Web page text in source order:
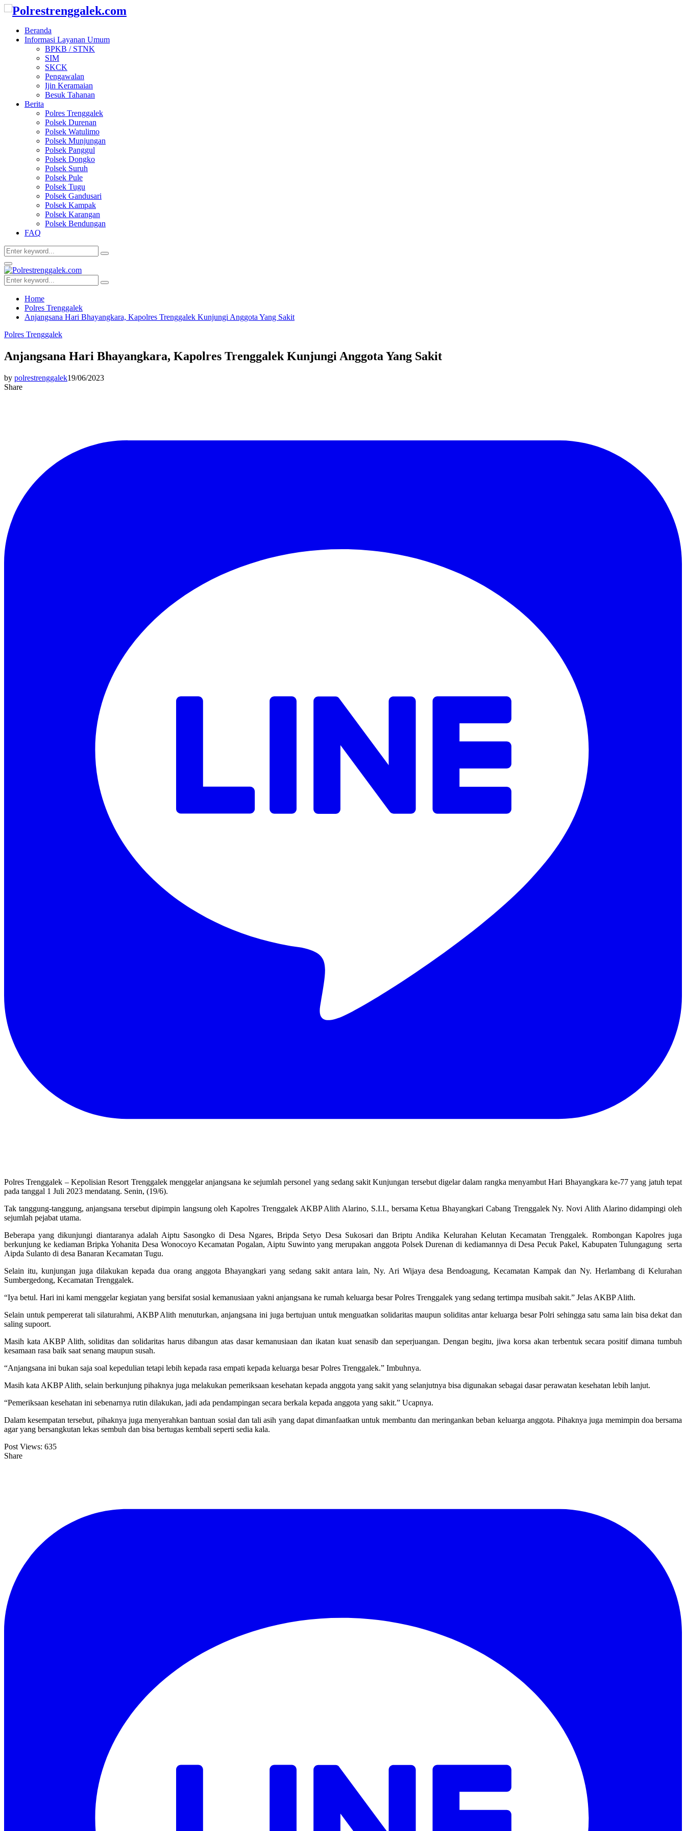
Beranda
Informasi Layanan Umum
BPKB / STNK
SIM
SKCK
Pengawalan
Ijin Keramaian
Besuk Tahanan
Berita
Polres Trenggalek
Polsek Durenan
Polsek Watulimo
Polsek Munjungan
Polsek Panggul
Polsek Dongko
Polsek Suruh
Polsek Pule
Polsek Tugu
Polsek Gandusari
Polsek Kampak
Polsek Karangan
Polsek Bendungan
FAQ
Search
for:
Search
Facebook
Twitter
Youtube
Primary
Menu
Search
for:
Search
Home
Polres Trenggalek
Anjangsana Hari Bhayangkara, Kapolres Trenggalek Kunjungi Anggota Yang Sakit
Polres Trenggalek
Anjangsana Hari Bhayangkara, Kapolres Trenggalek Kunjungi Anggota Yang Sakit
by polrestrenggalek19/06/2023
Share
Polres Trenggalek – Kepolisian Resort Trenggalek menggelar anjangsana ke sejumlah personel yang sedang sakit Kunjungan tersebut digelar dalam rangka menyambut Hari Bhayangkara ke-77 yang jatuh tepat
pada tanggal 1 Juli 2023 mendatang. Senin, (19/6).
Tak tanggung-tanggung, anjangsana tersebut dipimpin langsung oleh Kapolres Trenggalek AKBP Alith Alarino, S.I.I., bersama Ketua Bhayangkari Cabang Trenggalek Ny. Novi Alith Alarino didampingi oleh
sejumlah pejabat utama.
Beberapa yang dikunjungi diantaranya adalah Aiptu Sasongko di Desa Ngares, Bripda Setyo Desa Sukosari dan Briptu Andika Kelurahan Kelutan Kecamatan Trenggalek. Rombongan Kapolres juga
berkunjung ke kediaman Bripka Yohanita Desa Wonocoyo Kecamatan Pogalan, Aiptu Suwinto yang merupakan anggota Polsek Durenan di kediamannya di Desa Pecuk Pakel, Kabupaten Tulungagung serta
Aipda Sulanto di desa Banaran Kecamatan Tugu.
Selain itu, kunjungan juga dilakukan kepada dua orang anggota Bhayangkari yang sedang sakit antara lain, Ny. Ari Wijaya desa Bendoagung, Kecamatan Kampak dan Ny. Herlambang di Kelurahan
Sumbergedong, Kecamatan Trenggalek.
“Iya betul. Hari ini kami menggelar kegiatan yang bersifat sosial kemanusiaan yakni anjangsana ke rumah keluarga besar Polres Trenggalek yang sedang tertimpa musibah sakit.” Jelas AKBP Alith.
Selain untuk pempererat tali silaturahmi, AKBP Alith menuturkan, anjangsana ini juga bertujuan untuk menguatkan solidaritas maupun soliditas antar keluarga besar Polri sehingga satu sama lain bisa dekat dan
saling supoort.
Masih kata AKBP Alith, soliditas dan solidaritas harus dibangun atas dasar kemanusiaan dan ikatan kuat senasib dan seperjuangan. Dengan begitu, jiwa korsa akan terbentuk secara positif dimana tumbuh
kesamaan rasa baik saat senang maupun susah.
“Anjangsana ini bukan saja soal kepedulian tetapi lebih kepada rasa empati kepada keluarga besar Polres Trenggalek.” Imbuhnya.
Masih kata AKBP Alith, selain berkunjung pihaknya juga melakukan pemeriksaan kesehatan kepada anggota yang sakit yang selanjutnya bisa digunakan sebagai dasar perawatan kesehatan lebih lanjut.
“Pemeriksaan kesehatan ini sebenarnya rutin dilakukan, jadi ada pendampingan secara berkala kepada anggota yang sakit.” Ucapnya.
Dalam kesempatan tersebut, pihaknya juga menyerahkan bantuan sosial dan tali asih yang dapat dimanfaatkan untuk membantu dan meringankan beban keluarga anggota. Pihaknya juga memimpin doa bersama
agar yang bersangkutan lekas sembuh dan bisa bertugas kembali seperti sedia kala.
Post Views: 635
Share